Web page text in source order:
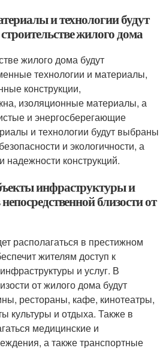
и технологии будут
жилого дома
жилого дома будут
технологии и материалы,
конструкции,
изоляционные материалы, а
и энергосберегающие
и технологии будут выбраны
и экологичности, а
надежности конструкций.
инфраструктуры и
близости от
располагаться в престижном
жителям доступ к
и услуг. В
от жилого дома будут
рестораны, кафе, кинотеатры,
культуры и отдыха. Также в
медицинские и
а также транспортные